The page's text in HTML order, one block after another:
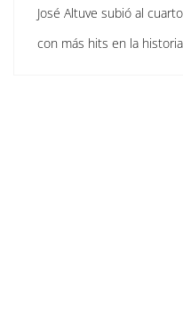
José Altuve subió al
con más hits en la